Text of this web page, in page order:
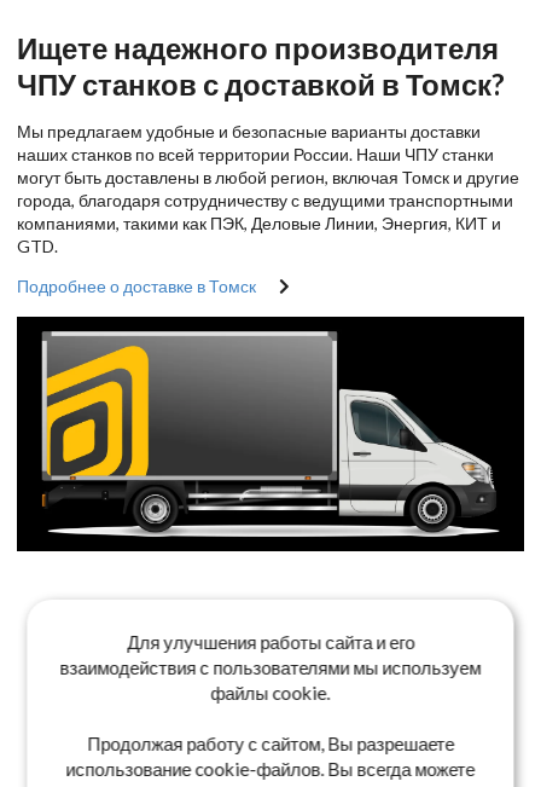
Ищете надежного производителя
ЧПУ станков с доставкой в Томск?
Мы предлагаем удобные и безопасные варианты доставки
наших станков по всей территории России. Наши ЧПУ станки
могут быть доставлены в любой регион, включая Томск и другие
города, благодаря сотрудничеству с ведущими транспортными
компаниями, такими как ПЭК, Деловые Линии, Энергия, КИТ и
GTD.
Подробнее о доставке в Томск
Для улучшения работы сайта и его
взаимодействия с пользователями мы используем
файлы cookie.
Продолжая работу с сайтом, Вы разрешаете
использование cookie-файлов. Вы всегда можете